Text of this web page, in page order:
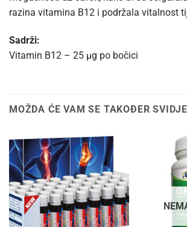
razina vitamina B12 i podržala vitalnost
Sadrži:
Vitamin B12 – 25 µg po bočici
MOŽDA ĆE VAM SE TAKOĐER